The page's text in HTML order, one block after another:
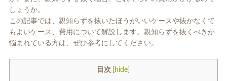
しょうか。
この記事では、親知らずを抜いたほうがいいケースや抜かなくて
もよいケース、費用について解説します。親知らずを抜くべきか
悩まれている方は、ぜひ参考にしてください。
目次 hide